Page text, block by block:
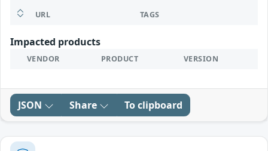
URL TAGS
Impacted products
VENDOR PRODUCT VERSION
JSON Share To clipboard